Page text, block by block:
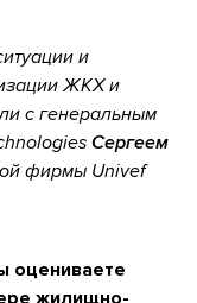
и
ЖКХ и
с генеральным
Сергеем
фирмы Univef
оцениваете
жилищно-